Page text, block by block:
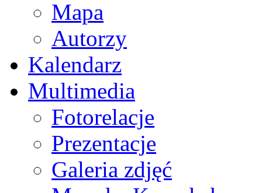
Mapa
Autorzy
Kalendarz
Multimedia
Fotorelacje
Prezentacje
Galeria zdjęć